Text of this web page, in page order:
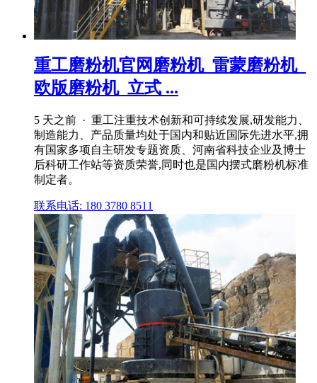
重工磨粉机官网磨粉机_雷蒙磨粉机_
欧版磨粉机_立式 ...
5 天之前 · 重工注重技术创新和可持续发展,研发能力、
制造能力、产品质量均处于国内和贴近国际先进水平,拥
有国家多项自主研发专题资质、河南省科技企业及博士
后科研工作站等资质荣誉,同时也是国内摆式磨粉机标准
制定者。
联系电话: 180 3780 8511